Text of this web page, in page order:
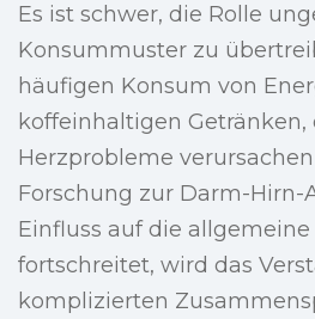
Es ist schwer, die Rolle
Konsummuster zu
häufigen Konsum von
koffeinhaltigen
Herzprobleme
Forschung zur Darm-Hirn-
Einfluss auf die
fortschreitet, wird das
komplizierten